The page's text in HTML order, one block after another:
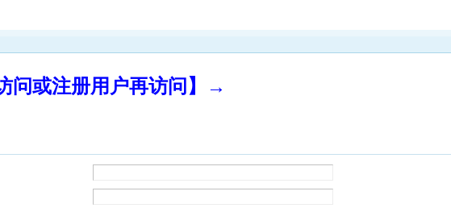
问或注册用户再访问】→